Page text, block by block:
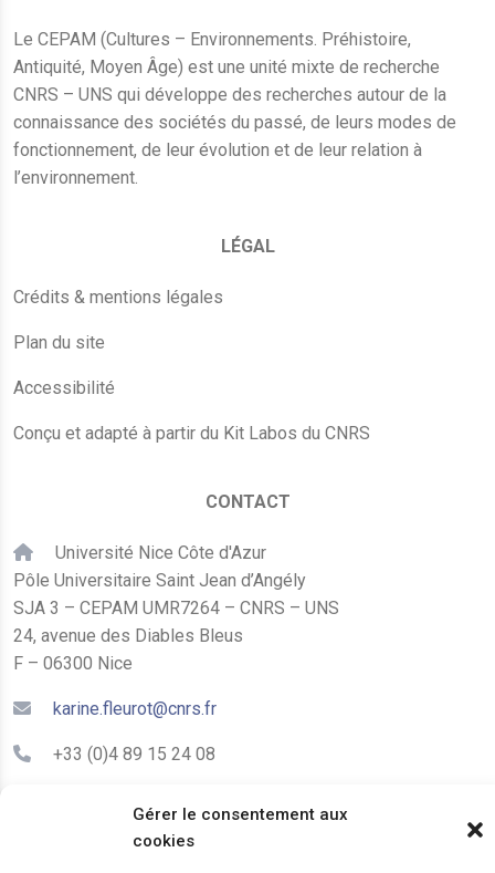
Gérer le consentement aux
cookies
Le CEPAM (Cultures – Environnements. Préhistoire,
Antiquité, Moyen Âge) est une unité mixte de recherche
CNRS – UNS qui développe des recherches autour de la
connaissance des sociétés du passé, de leurs modes de
fonctionnement, de leur évolution et de leur relation à
l’environnement.
LÉGAL
Crédits & mentions légales
Plan du site
Accessibilité
Conçu et adapté à partir du Kit Labos du CNRS
CONTACT
Université Nice Côte d'Azur
Pôle Universitaire Saint Jean d’Angély
SJA 3 – CEPAM UMR7264 – CNRS – UNS
24, avenue des Diables Bleus
F – 06300 Nice
karine.fleurot@cnrs.fr
+33 (0)4 89 15 24 08
LE CEPAM EST HÉBERGÉ PAR